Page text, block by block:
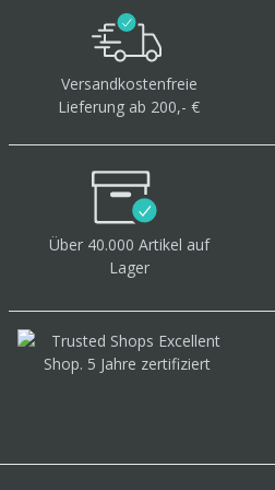
Versandkostenfreie
Lieferung ab 200,- €
Über 40.000 Artikel auf
Lager